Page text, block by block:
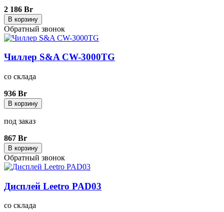
2 186 Br
В корзину
Обратный звонок
Чиллер S&A CW-3000TG
со склада
936 Br
В корзину
под заказ
867 Br
В корзину
Обратный звонок
Дисплей Leetro PAD03
со склада